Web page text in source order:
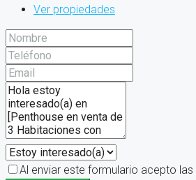
Ver propiedades
Al enviar este formulario acepto las